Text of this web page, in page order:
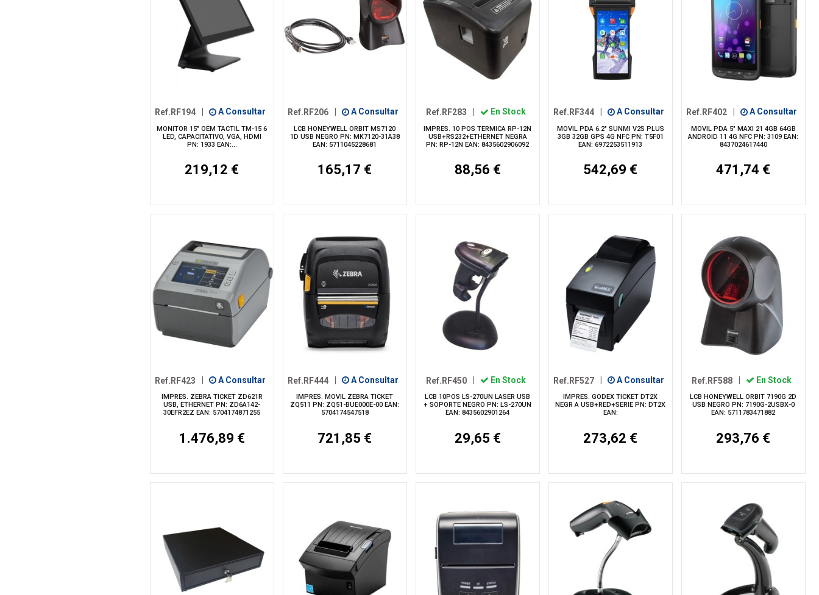
Ref.RF194 A Consultar
MONITOR 15" OEM TACTIL TM-15 6
LED, CAPACITATIVO, VGA, HDMI
PN: 1933 EAN:...
219,12 €
Ref.RF206 A Consultar
LCB HONEYWELL ORBIT MS7120
1D USB NEGRO PN: MK7120-31A38
EAN: 5711045228681
165,17 €
Ref.RF283 En Stock
IMPRES. 10 POS TERMICA RP-12N
USB+RS232+ETHERNET NEGRA
PN: RP-12N EAN: 8435602906092
88,56 €
Ref.RF344 A Consultar
MOVIL PDA 6.2" SUNMI V2S PLUS
3GB 32GB GPS 4G NFC PN: T5F01
EAN: 6972253511913
542,69 €
Ref.RF402 A Consultar
MOVIL PDA 5" MAXI 21 4GB 64GB
ANDROID 11 4G NFC PN: 3109 EAN:
8437024617440
471,74 €
Ref.RF423 A Consultar
IMPRES. ZEBRA TICKET ZD621R
USB, ETHERNET PN: ZD6A142-
30EFR2EZ EAN: 5704174871255
1.476,89 €
Ref.RF444 A Consultar
IMPRES. MOVIL ZEBRA TICKET
ZQ511 PN: ZQ51-BUE000E-00 EAN:
5704174547518
721,85 €
Ref.RF450 En Stock
LCB 10POS LS-270UN LASER USB
+ SOPORTE NEGRO PN: LS-270UN
EAN: 8435602901264
29,65 €
Ref.RF527 A Consultar
IMPRES. GODEX TICKET DT2X
NEGR A USB+RED+SERIE PN: DT2X
EAN:
273,62 €
Ref.RF588 En Stock
LCB HONEYWELL ORBIT 7190G 2D
USB NEGRO PN: 7190G-2USBX-0
EAN: 5711783471882
293,76 €